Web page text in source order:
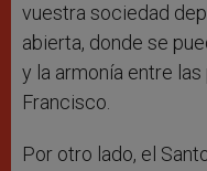
vuestra sociedad
abierta, donde se
y la armonía entre las
Francisco.
Por otro lado, el